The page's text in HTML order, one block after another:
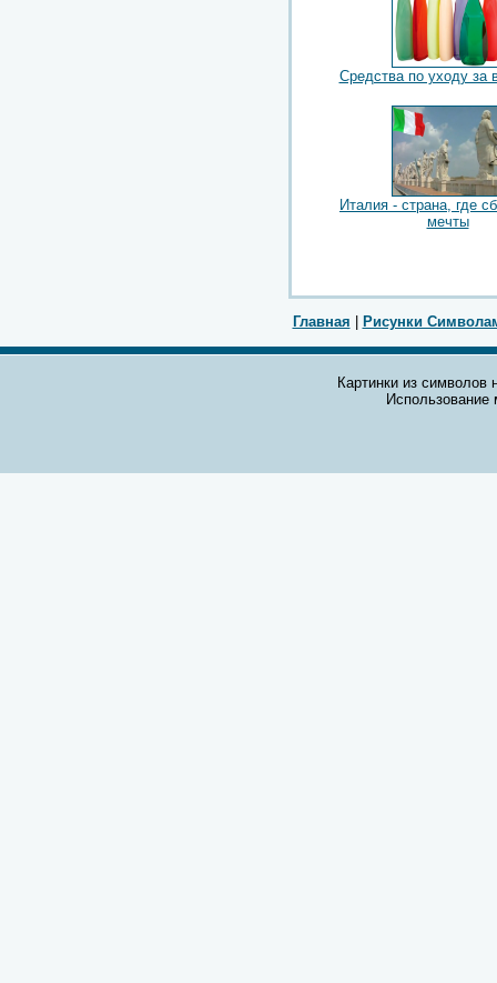
Средства по уходу за
Италия - страна, где
мечты
Главная Рисунки
Картинки из символов
Использование